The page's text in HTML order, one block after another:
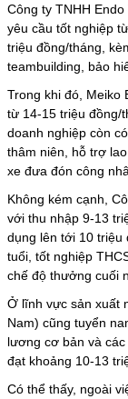
Công ty TNHH
yêu cầu tốt nghiệp
triệu đồng/tháng,
teambuilding, bảo
Trong khi đó, Meiko
từ 14-15 triệu đồng/
doanh nghiệp còn
thâm niên, hỗ trợ
xe đưa đón công
Không kém cạnh,
với thu nhập 9-13
dụng lên tới 10 triệu
tuổi, tốt nghiệp
chế độ thưởng cuối
Ở lĩnh vực sản xuất
Nam) cũng tuyển
lương cơ bản và
đạt khoảng 10-13
Có thể thấy, ngoài